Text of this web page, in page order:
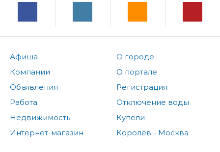
Афиша
Компании
Объявления
Работа
Недвижимость
Интернет-магазин
О городе
О портале
Регистрация
Отключение воды
Купели
Королёв - Москва